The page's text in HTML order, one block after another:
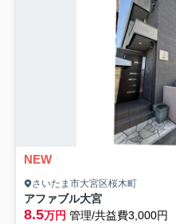
NEW
さいたま市大宮区桜木町
アファブル大宮
8.5万円 管理/共益費3,000円